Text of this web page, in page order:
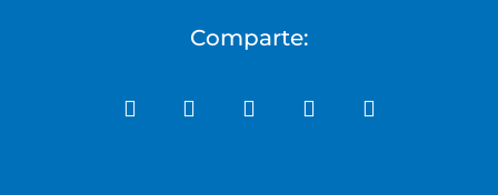
Comparte: